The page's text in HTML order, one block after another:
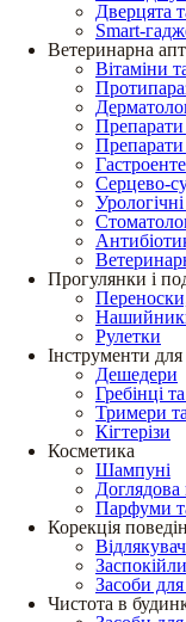
Дверцята
Smart-
Ветеринарна
Вітаміни
Препарати
Препарати
Серцево-
Прогулянки і
Рулетки
Інструменти для
Дешедери
Гребінці
Тримери
Кігтерізи
Косметика
Шампуні
Доглядова
Парфуми
Корекція
Засоби
Чистота в